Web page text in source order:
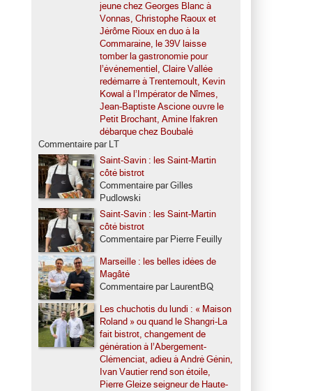
jeune chez Georges Blanc à
Vonnas, Christophe Raoux et
Jérôme Rioux en duo à la
Commaraine, le 39V laisse
tomber la gastronomie pour
l’événementiel, Claire Vallée
redémarre à Trentemoult, Kevin
Kowal à l’Impérator de Nîmes,
Jean-Baptiste Ascione ouvre le
Petit Brochant, Amine Ifakren
débarque chez Boubalé
Commentaire par LT
Saint-Savin : les Saint-Martin
côté bistrot
Commentaire par Gilles
Pudlowski
Saint-Savin : les Saint-Martin
côté bistrot
Commentaire par Pierre Feuilly
Marseille : les belles idées de
Magâté
Commentaire par LaurentBQ
Les chuchotis du lundi : « Maison
Roland » ou quand le Shangri-La
fait bistrot, changement de
génération à l’Abergement-
Clémenciat, adieu à André Génin,
Ivan Vautier rend son étoile,
Pierre Gleize seigneur de Haute-